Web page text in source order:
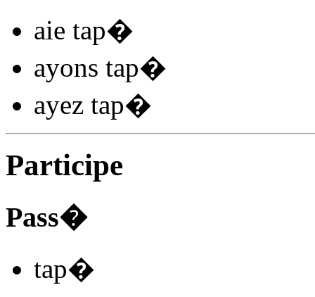
aie tap�
ayons tap�
ayez tap�
Participe
Pass�
tap�